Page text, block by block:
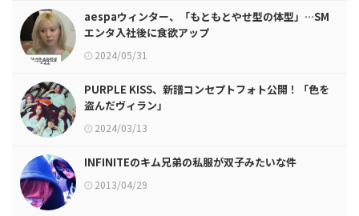
aespaウィンター、「もともとやせ型の体型」…SM
エンタ入社後に食欲アップ
2024/05/31
PURPLE KISS、新譜コンセプトフォト公開！「色を
盗んだヴィラン」
2024/03/13
INFINITEのキム兄弟の私服が双子みたいな件
2013/04/29